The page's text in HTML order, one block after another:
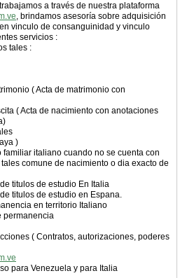
a través de nuestra plataforma
, brindamos asesoría sobre adquisición
vinculo de consanguinidad y vinculo
servicios :
tales :
( Acta de matrimonio con
( Acta de nacimiento con anotaciones
)
familiar italiano cuando no se cuenta con
comune de nacimiento o dia exacto de
titulos de estudio En Italia
titulos de estudio en Espana.
en territorio Italiano
permanencia
( Contratos, autorizaciones, poderes
para Venezuela y para Italia